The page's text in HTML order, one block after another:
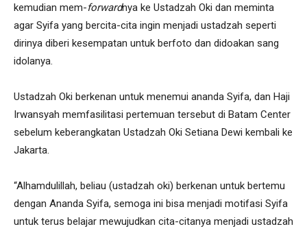
kemudian mem-forwardnya ke Ustadzah Oki dan meminta
agar Syifa yang bercita-cita ingin menjadi ustadzah seperti
dirinya diberi kesempatan untuk berfoto dan didoakan sang
idolanya.
Ustadzah Oki berkenan untuk menemui ananda Syifa, dan Haji
Irwansyah memfasilitasi pertemuan tersebut di Batam Center
sebelum keberangkatan Ustadzah Oki Setiana Dewi kembali ke
Jakarta.
“Alhamdulillah, beliau (ustadzah oki) berkenan untuk bertemu
dengan Ananda Syifa, semoga ini bisa menjadi motifasi Syifa
untuk terus belajar mewujudkan cita-citanya menjadi ustadzah